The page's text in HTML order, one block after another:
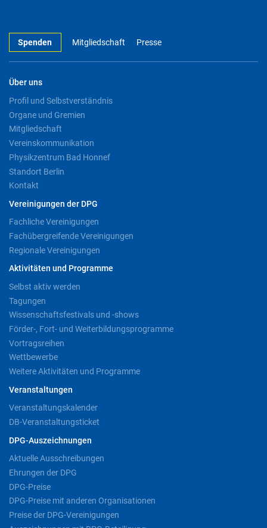
Spenden Mitgliedschaft Presse
Über uns
Profil und Selbstverständnis
Organe und Gremien
Mitgliedschaft
Vereinskommunikation
Physikzentrum Bad Honnef
Standort Berlin
Kontakt
Vereinigungen der DPG
Fachliche Vereinigungen
Fachübergreifende Vereinigungen
Regionale Vereinigungen
Aktivitäten und Programme
Selbst aktiv werden
Tagungen
Wissenschaftsfestivals und -shows
Förder-, Fort- und Weiterbildungsprogramme
Vortragsreihen
Wettbewerbe
Weitere Aktivitäten und Programme
Veranstaltungen
Veranstaltungskalender
DB-Veranstaltungsticket
DPG-Auszeichnungen
Aktuelle Ausschreibungen
Ehrungen der DPG
DPG-Preise
DPG-Preise mit anderen Organisationen
Preise der DPG-Vereinigungen